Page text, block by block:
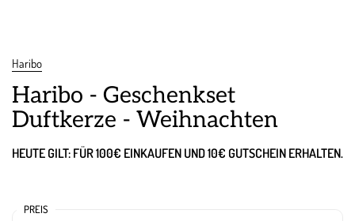
Haribo
Haribo - Geschenkset
Duftkerze - Weihnachten
HEUTE GILT: FÜR 100€ EINKAUFEN UND 10€ GUTSCHEIN ERHALTEN.
PREIS